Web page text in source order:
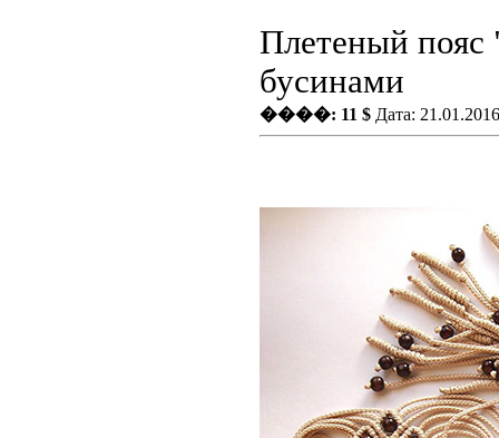
Плетеный
бусинами
����: 11 $ Дата: